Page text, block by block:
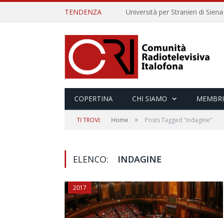
TENDENZA
COPERTINA CHI SIAMO MEMBRI
TI TROVI: Home » Posts Tagged "indagine"
ELENCO: INDAGINE
2017